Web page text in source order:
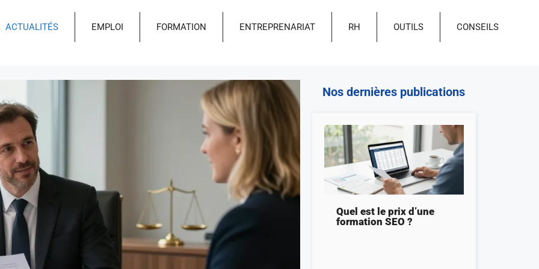
ACTUALITÉS EMPLOI FORMATION ENTREPRENARIAT RH OUTILS CONSEILS
Nos dernières publications
Quel est le prix d’une
formation SEO ?